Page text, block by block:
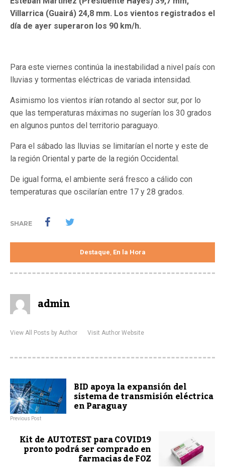
Villarrica (Guairá) 24,8 mm. Los vientos registrados el
día de ayer superaron los 90 km/h.
Para este viernes continúa la inestabilidad a nivel país con
lluvias y tormentas eléctricas de variada intensidad.
Asimismo los vientos irían rotando al sector sur, por lo
que las temperaturas máximas no sugerían los 30 grados
en algunos puntos del territorio paraguayo.
Para el sábado las lluvias se limitarían el norte y este de
la región Oriental y parte de la región Occidental.
De igual forma, el ambiente será fresco a cálido con
temperaturas que oscilarían entre 17 y 28 grados.
SHARE
Destaque, En la Hora
admin
View All Posts by Author Visit Author Website
BID apoya la expansión del
sistema de transmisión eléctrica
en Paraguay
Previous Post
Kit de AUTOTEST para COVID19
pronto podrá ser comprado en
farmacias de FOZ